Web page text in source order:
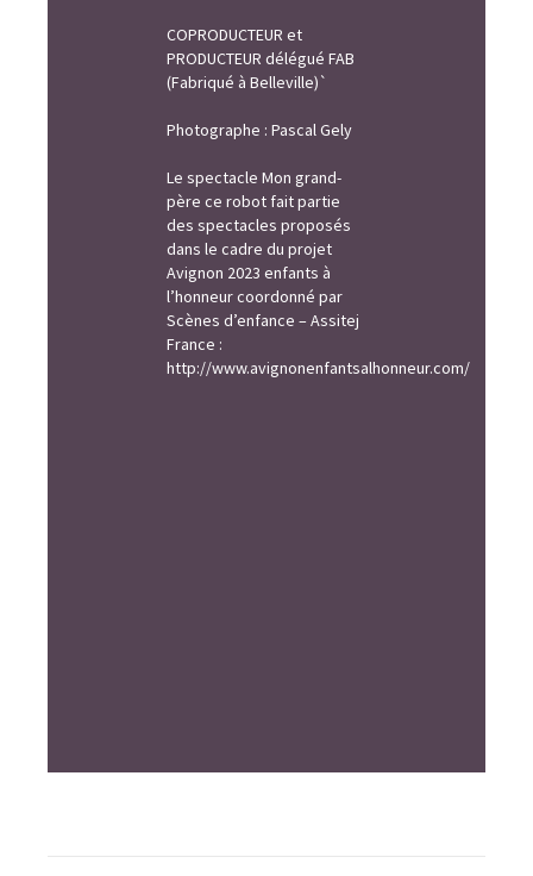
COPRODUCTEUR et
PRODUCTEUR délégué FAB
(Fabriqué à Belleville)`
Photographe : Pascal Gely
Le spectacle Mon grand-
père ce robot fait partie
des spectacles proposés
dans le cadre du projet
Avignon 2023 enfants à
l’honneur coordonné par
Scènes d’enfance – Assitej
France :
http://www.avignonenfantsalhonneur.com/